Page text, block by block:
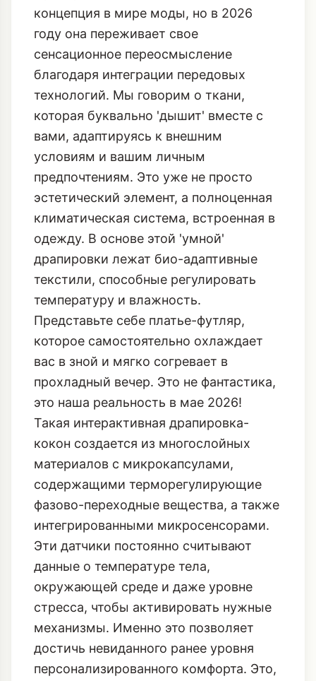
концепция в мире моды, но в 2026
году она переживает свое
сенсационное переосмысление
благодаря интеграции передовых
технологий. Мы говорим о ткани,
которая буквально 'дышит' вместе с
вами, адаптируясь к внешним
условиям и вашим личным
предпочтениям. Это уже не просто
эстетический элемент, а полноценная
климатическая система, встроенная в
одежду. В основе этой 'умной'
драпировки лежат био-адаптивные
текстили, способные регулировать
температуру и влажность.
Представьте себе платье-футляр,
которое самостоятельно охлаждает
вас в зной и мягко согревает в
прохладный вечер. Это не фантастика,
это наша реальность в мае 2026!
Такая интерактивная драпировка-
кокон создается из многослойных
материалов с микрокапсулами,
содержащими терморегулирующие
фазово-переходные вещества, а также
интегрированными микросенсорами.
Эти датчики постоянно считывают
данные о температуре тела,
окружающей среде и даже уровне
стресса, чтобы активировать нужные
механизмы. Именно это позволяет
достичь невиданного ранее уровня
персонализированного комфорта. Это,